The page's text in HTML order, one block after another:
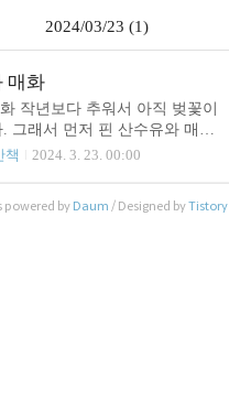
2024/03/23 (1)
매화
작년보다 추워서 아직 벚꽃이
그래서 먼저 핀 산수유와 매화
# 산수유 # 매화
책 2024. 3. 23. 00:00
powered by Daum / Designed byTistory